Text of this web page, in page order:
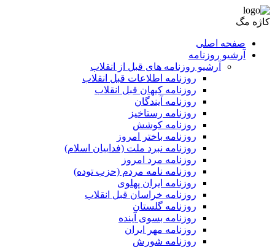
کاژه مگ
صفحه اصلی
آرشیو روزنامه
آرشیو روزنامه های قبل از انقلاب
روزنامه اطلاعات قبل انقلاب
روزنامه کیهان قبل انقلاب
روزنامه آیندگان
روزنامه رستاخیز
روزنامه کوشش
روزنامه باختر امروز
روزنامه نبرد ملت (فداییان اسلام)
روزنامه مرد امروز
روزنامه نامه مردم (حزب توده)
روزنامه ایران پهلوی
روزنامه خراسان قبل انقلاب
روزنامه گلستان
روزنامه بسوی آینده
روزنامه مهر ایران
روزنامه شورش